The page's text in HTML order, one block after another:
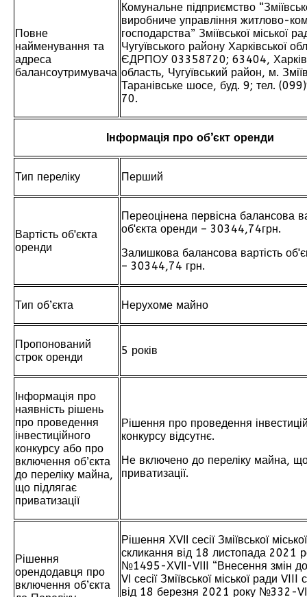
Повне
найменування та
адреса
балансоутримувача
Комунальне підприємство
виробниче управління житлово-
господарства” Зміївської міської
Чугуївського району Харківської
ЄДРПОУ 03358720; 63404,
область, Чугуївський район, м.
Таранівське шосе, буд. 9; тел.
70.
Інформація про об’єкт оренди
Тип переліку Перший
Вартість об'єкта
оренди
Переоцінена первісна балансова
об'єкта оренди – 30344,74грн.
Залишкова балансова вартість
– 30344,74 грн.
Тип об’єкта Нерухоме майно
Пропонований
строк оренди
5 років
Інформація про
наявність рішень
про проведення
інвестиційного
конкурсу або про
включення об’єкта
до переліку майна,
що підлягає
приватизації
Рішення про проведення
конкурсу відсутнє.
Не включено до переліку майна, що
приватизації.
Рішення
орендодавця про
включення об’єкта
Рішення ХVІІ сесії Зміївської
скликання від 18 листопада 2021
№1495-ХVІІ-VIІI “Внесення змін
VІ сесії Зміївської міської ради VIII
від 18 березня 2021 року №332-